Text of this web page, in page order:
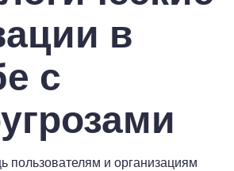
в
с
пользователям и организациям